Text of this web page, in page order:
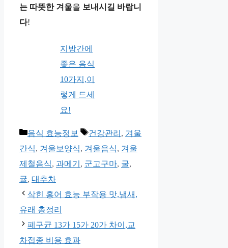
는 따뜻한 겨울을 보내시길 바랍니
다!
지방간에
좋은 음식
10가지,이
렇게 드세
요!
카
테
고
리
음식 효능정보
태
그
건강관리 , 겨울
간식, 겨울보양식, 겨울음식, 겨울
제철음식, 과메기 , 군고구마, 굴,
귤, 대추차
삭힌 홍어 효능 부작용 맛,냄새,
유래 총정리
폐구균 13가 15가 20가 차이,교
차접종 비용 효과